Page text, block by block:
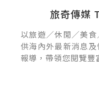
旅奇傳媒
以旅遊／休閒／美
供海內外最新消息
報導，帶領您閱覽豐